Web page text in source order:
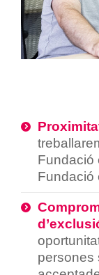
Fundació
Fundació
persones